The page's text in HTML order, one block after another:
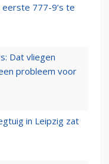
777-9’s te
Dat vliegen
probleem voor
in Leipzig zat